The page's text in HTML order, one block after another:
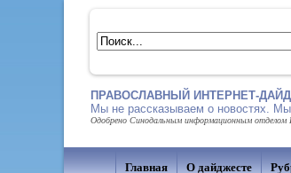
ПРАВОСЛАВНЫЙ ИНТЕРНЕТ-
Мы не рассказываем о новостях.
Одобрено Синодальным информационным отделом
Главная О дайджесте